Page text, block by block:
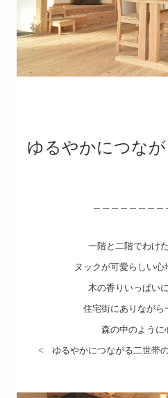
宿泊体験モデルハウス
「空気がうまい家」展示場
自然素材と、暮らすにあたり
あさひ、日々のこと。
現場ブログ
お問い合せ・資料請求
プレゼント
ゆるやかにつなが
一階と二階でわけた
ヌックが可愛らしい心
木の香りいっぱい
住宅街にありながら
森の中のように
< ゆるやかにつながる二世帯